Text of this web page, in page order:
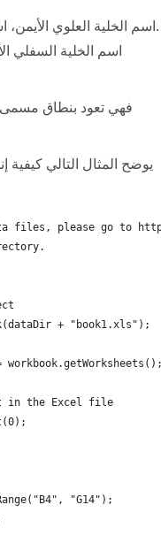
اسم الخلية العلوي الأيمن، اسم الخلية العلوي الأيسر في النطاق.
اسم الخلية السفلي
يوضح المثال التالي
files, please go to
+ "book1.xls");
in the Excel file
"G14");